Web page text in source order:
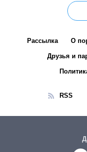
Рассылка О
Друзья и
RSS